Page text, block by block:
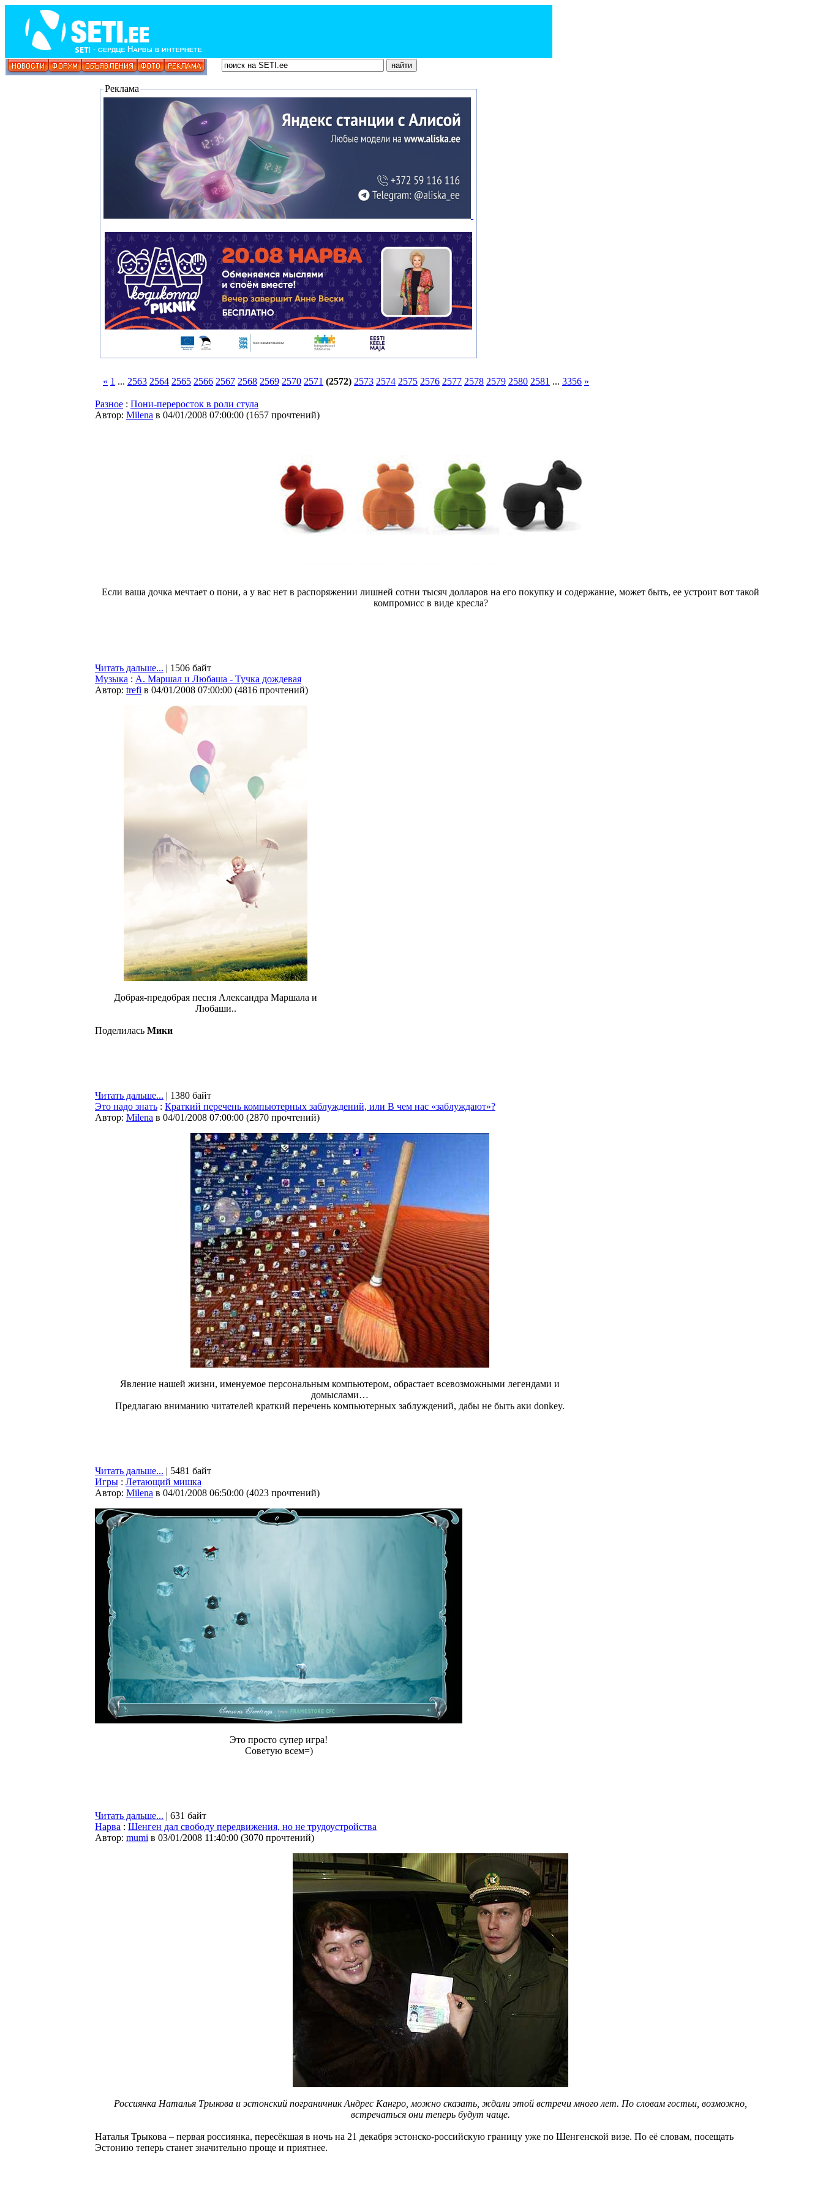
Реклама
« 1 ... 2563 2564 2565 2566 2567 2568 2569 2570 2571 (2572) 2573 2574 2575 2576 2577 2578 2579 2580 2581 ... 3356 »
Разное : Пони-переросток в роли стула
Автор: Milena в 04/01/2008 07:00:00 (1657 прочтений)
Если ваша дочка мечтает о пони, а у вас нет в распоряжении лишней сотни тысяч долларов на его покупку и содержание, может быть, ее устроит вот такой
компромисс в виде кресла?
Читать дальше... | 1506 байт
Музыка : А. Маршал и Любаша - Тучка дождевая
Автор: trefi в 04/01/2008 07:00:00 (4816 прочтений)
Добрая-предобрая песня Александра Маршала и
Любаши..
Поделилась Мики
Читать дальше... | 1380 байт
Это надо знать : Краткий перечень компьютерных заблуждений, или В чем нас «заблуждают»?
Автор: Milena в 04/01/2008 07:00:00 (2870 прочтений)
Явление нашей жизни, именуемое персональным компьютером, обрастает всевозможными легендами и
домыслами…
Предлагаю вниманию читателей краткий перечень компьютерных заблуждений, дабы не быть аки donkey.
Читать дальше... | 5481 байт
Игры : Летающий мишка
Автор: Milena в 04/01/2008 06:50:00 (4023 прочтений)
Это просто супер игра!
Советую всем=)
Читать дальше... | 631 байт
Нарва : Шенген дал свободу передвижения, но не трудоустройства
Автор: mumi в 03/01/2008 11:40:00 (3070 прочтений)
Россиянка Наталья Трыкова и эстонский пограничник Андрес Кангро, можно сказать, ждали этой встречи много лет. По словам гостьи, возможно,
встречаться они теперь будут чаще.
Наталья Трыкова – первая россиянка, пересёкшая в ночь на 21 декабря эстонско-российскую границу уже по Шенгенской визе. По её словам, посещать
Эстонию теперь станет значительно проще и приятнее.